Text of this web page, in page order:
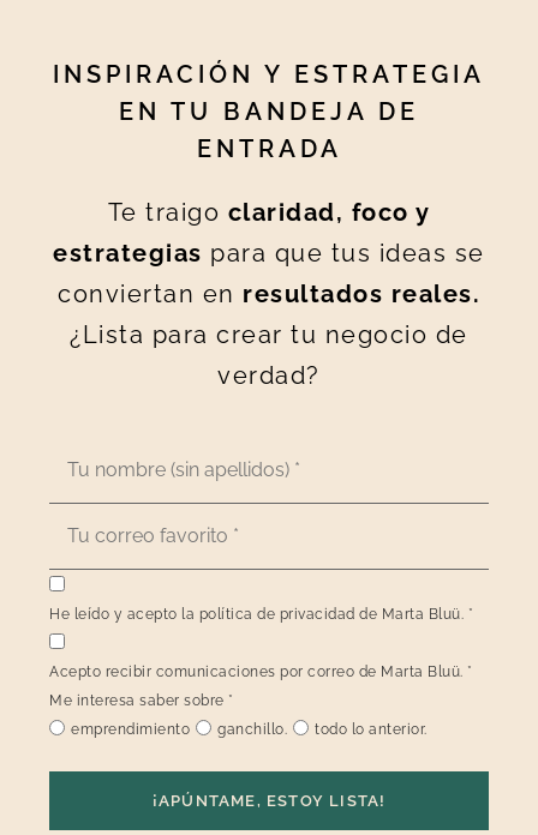
INSPIRACIÓN Y ESTRATEGIA
EN TU BANDEJA DE
ENTRADA
Te traigo claridad, foco y
estrategias para que tus ideas se
conviertan en resultados reales.
¿Lista para crear tu negocio de
verdad?
He leído y acepto la política de privacidad de Marta Bluü. *
Acepto recibir comunicaciones por correo de Marta Bluü. *
Me interesa saber sobre *
emprendimiento
ganchillo. todo lo anterior.
¡APÚNTAME, ESTOY LISTA!